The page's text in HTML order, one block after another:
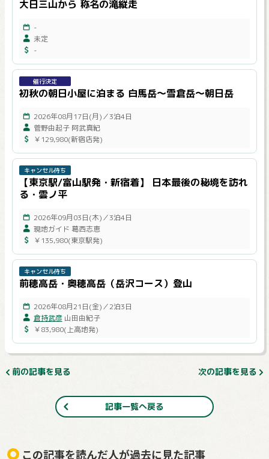
大日三山から 称名の滝縦走
-
未定
-
催行決定
初秋の朝日小屋に泊まる 白馬岳～雪倉岳～朝日岳
2026年08月17日(月)／3泊4日
菅野由起子 阿武真紀
￥129,980(新宿店発)
キャンセル待ち
【東京駅/富山駅発・新宿着】 日本最後の秘境を訪れ
る・雲ノ平
2026年09月03日(木)／3泊4日
現地ガイド 葛西志恵
￥135,980(東京駅発)
キャンセル待ち
前穂高岳・奥穂高岳（岳沢コース）登山
2026年08月21日(金)／2泊3日
倉持武彦山田由紀子
￥83,980(上高地発)
前の記事を見る 次の記事を見る
記事一覧へ戻る
この記事を読んだ人が過去に見た記事